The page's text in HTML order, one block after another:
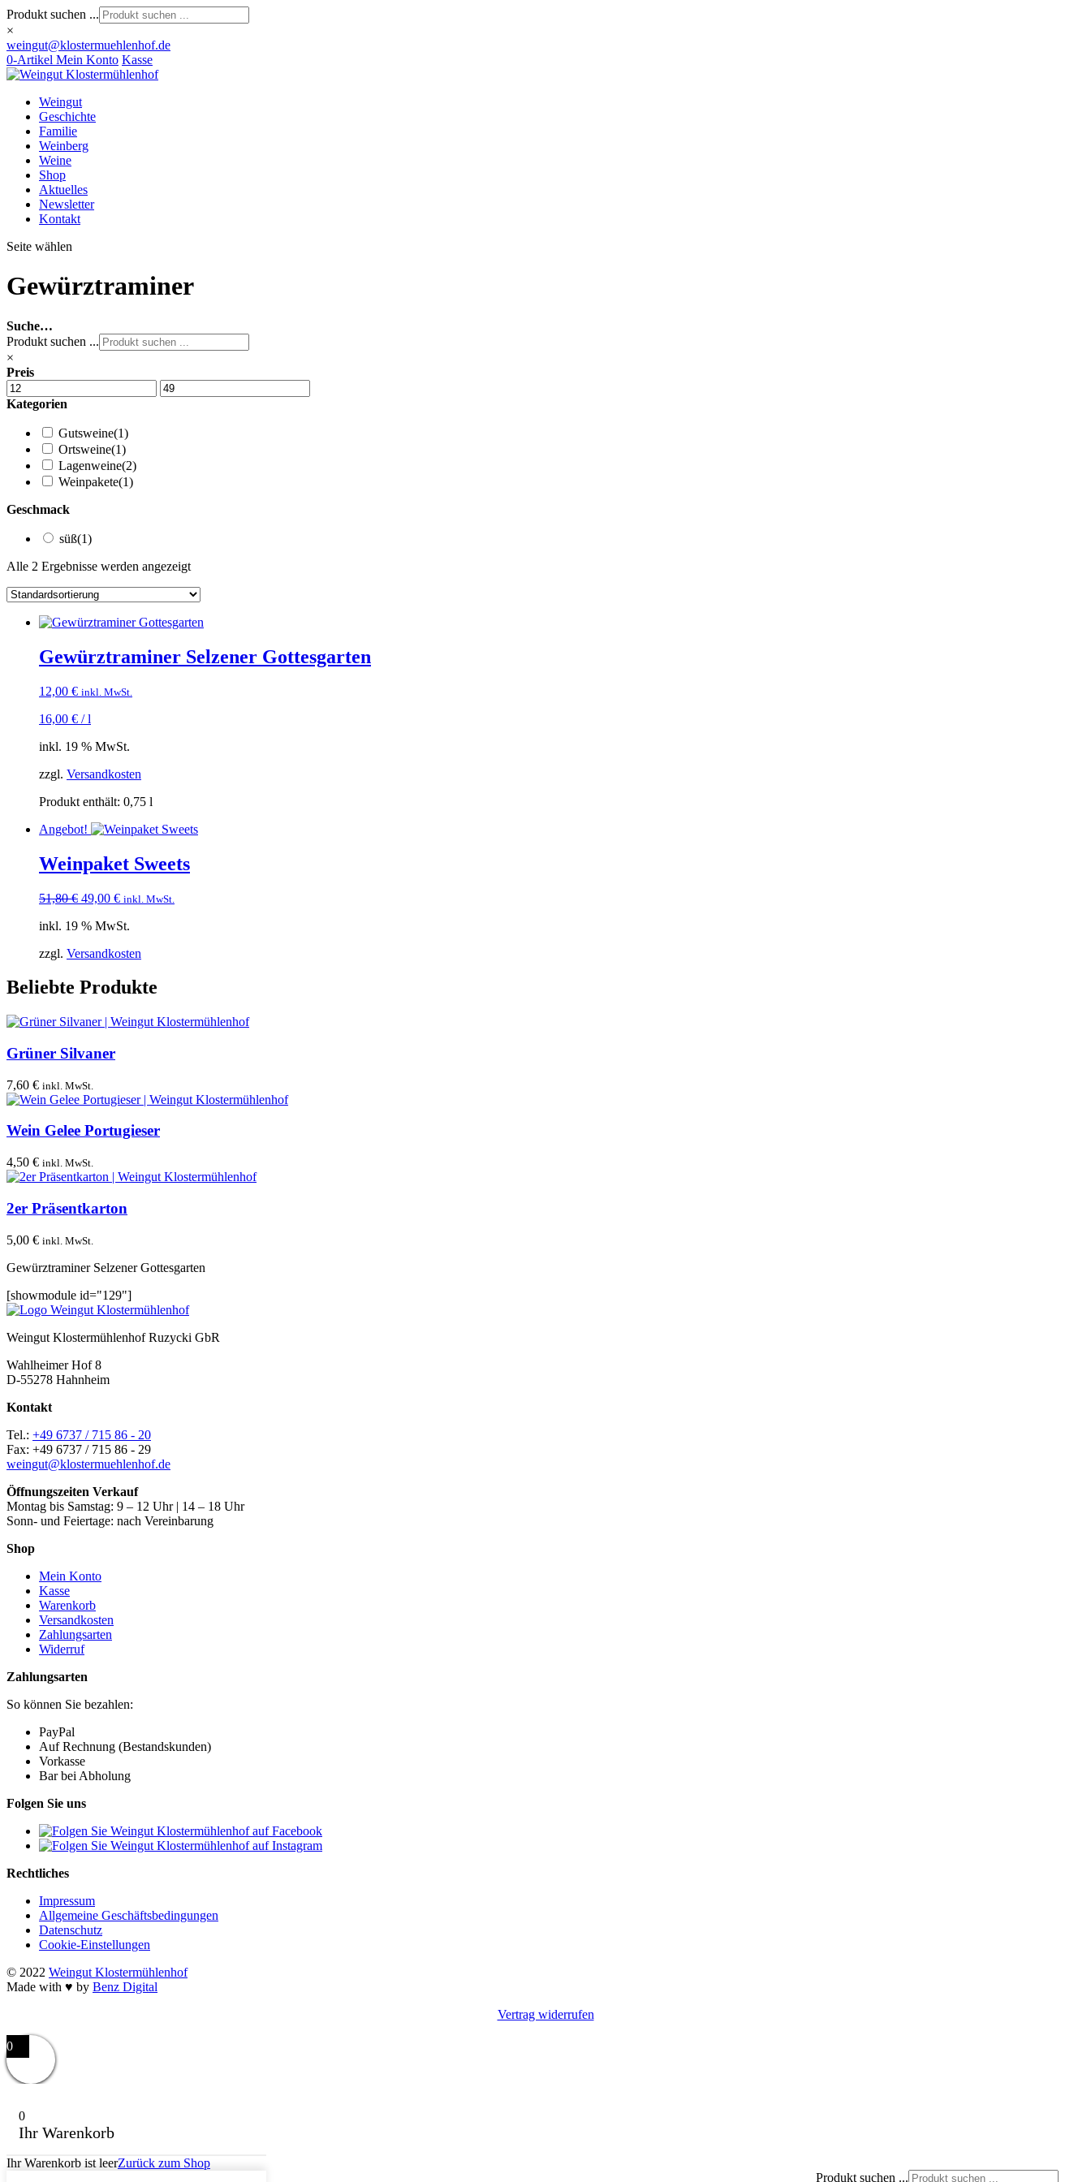
Produkt suchen ...
×
weingut@klostermuehlenhof.de
0-Artikel Mein Konto Kasse
Weingut
Geschichte
Familie
Weinberg
Weine
Shop
Aktuelles
Newsletter
Kontakt
Seite wählen
Produkt suchen ...
Gewürztraminer
Suche…
Produkt suchen ...
×
Preis
Kategorien
Gutsweine(1)
Ortsweine(1)
Lagenweine(2)
Weinpakete(1)
Geschmack
süß(1)
Alle 2 Ergebnisse werden angezeigt
Gewürztraminer Selzener Gottesgarten
12,00 € inkl. MwSt.
16,00 € /l
inkl. 19 % MwSt.
zzgl. Versandkosten
Produkt enthält: 0,75 l
Angebot!
Weinpaket Sweets
51,80€ Ursprünglicher
war:
49,00 €Aktueller
ist:
inkl. MwSt.
inkl. 19 % MwSt.
zzgl. Versandkosten
Beliebte Produkte
Grüner Silvaner
7,60 € inkl. MwSt.
Wein Gelee Portugieser
4,50 € inkl. MwSt.
2er Präsentkarton
5,00 € inkl. MwSt.
Gewürztraminer Selzener Gottesgarten
[showmodule id="129"]
Weingut Klostermühlenhof Ruzycki GbR
Wahlheimer Hof 8
D-55278 Hahnheim
Kontakt
Tel.: +49 6737 / 715 86 - 20
Fax: +49 6737 / 715 86 - 29
weingut@klostermuehlenhof.de
Öffnungszeiten Verkauf
Montag bis Samstag: 9 – 12 Uhr | 14 – 18 Uhr
Sonn- und Feiertage: nach Vereinbarung
Shop
Mein Konto
Kasse
Warenkorb
Versandkosten
Zahlungsarten
Widerruf
Zahlungsarten
So können Sie bezahlen:
PayPal
Auf Rechnung (Bestandskunden)
Vorkasse
Bar bei Abholung
Folgen Sie uns
Rechtliches
Impressum
Allgemeine Geschäftsbedingungen
Datenschutz
Cookie-Einstellungen
© 2022 Weingut Klostermühlenhof
Made with ♥ by Benz Digital
Vertrag widerrufen
0
0
Ihr Warenkorb
Ihr Warenkorb ist leerZurück zum Shop